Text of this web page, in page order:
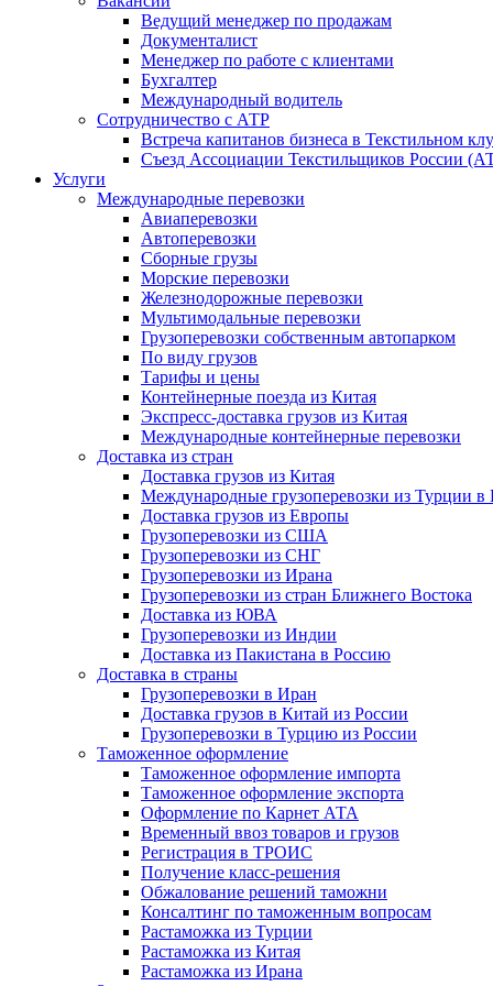
Ведущий менеджер по продажам
Документалист
Менеджер по работе с клиентами
Бухгалтер
Международный водитель
Сотрудничество с АТР
Встреча капитанов бизнеса в Текстильном
Съезд Ассоциации Текстильщиков России
Услуги
Международные перевозки
Авиаперевозки
Автоперевозки
Сборные грузы
Морские перевозки
Железнодорожные перевозки
Мультимодальные перевозки
Грузоперевозки собственным автопарком
По виду грузов
Тарифы и цены
Контейнерные поезда из Китая
Экспресс-доставка грузов из Китая
Международные контейнерные перевозки
Доставка из стран
Доставка грузов из Китая
Международные грузоперевозки из Турции в
Доставка грузов из Европы
Грузоперевозки из США
Грузоперевозки из СНГ
Грузоперевозки из Ирана
Грузоперевозки из стран Ближнего Востока
Доставка из ЮВА
Грузоперевозки из Индии
Доставка из Пакистана в Россию
Доставка в страны
Грузоперевозки в Иран
Доставка грузов в Китай из России
Грузоперевозки в Турцию из России
Таможенное оформление
Таможенное оформление импорта
Таможенное оформление экспорта
Оформление по Карнет АТА
Временный ввоз товаров и грузов
Регистрация в ТРОИС
Получение класс-решения
Обжалование решений таможни
Консалтинг по таможенным вопросам
Растаможка из Турции
Растаможка из Китая
Растаможка из Ирана